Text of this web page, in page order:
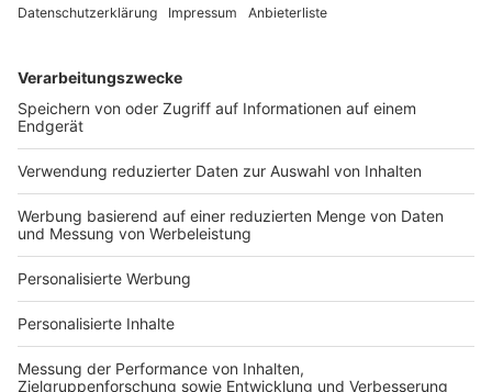
Services
Bauprojekt-Quiz
Häuser-Suche
Hausanbieter-Suche
Bauprojekt-Profil
Für Unternehmen
Ihre Baufirma auf bauen.de
Kostenloses Infogespräch